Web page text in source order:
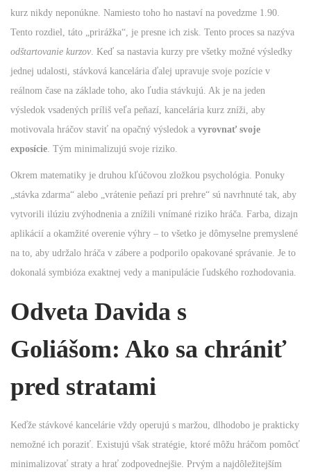
kurz nikdy neponúkne. Namiesto toho ho nastaví na povedzme 1.90.
Tento rozdiel, táto „prirážka“, je presne ich zisk. Tento proces sa nazýva
odštartovanie kurzov. Keď sa nastavia kurzy pre všetky možné výsledky
jednej udalosti, stávková kancelária ďalej upravuje svoje pozície v
reálnom čase na základe toho, ako ľudia stávkujú. Ak je na jeden
výsledok vsadených príliš veľa peňazí, kancelária kurz zníži, aby
motivovala hráčov staviť na opačný výsledok a vyrovnať svoje
exposície. Tým minimalizujú svoje riziko.
Okrem matematiky je druhou kľúčovou zložkou psychológia. Ponuky
„stávka zdarma“ alebo „vrátenie peňazí pri prehre“ sú navrhnuté tak, aby
vytvorili ilúziu zvýhodnenia a znížili vnímané riziko hráča. Farba, dizajn
aplikácií a okamžité overenie výhry – to všetko je dômyselne premyslené
na to, aby udržalo hráča v zábere a podporilo opakované správanie. Je to
dokonalá symbióza exaktnej vedy a manipulácie ľudského rozhodovania.
Odveta Davida s
Goliášom: Ako sa chrániť
pred stratami
Keďže stávkové kancelárie vždy operujú s maržou, dlhodobo je prakticky
nemožné ich poraziť. Existujú však stratégie, ktoré môžu hráčom pomôcť
minimalizovať straty a hrať zodpovednejšie. Prvým a najdôležitejším